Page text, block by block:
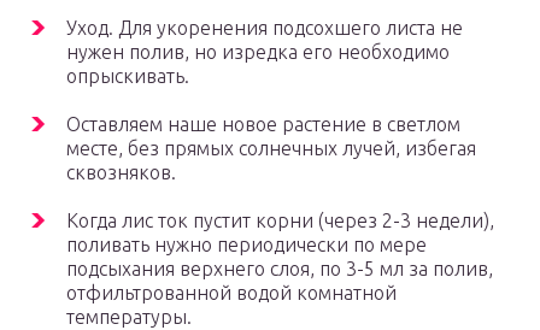
Уход. Для укоренения подсохшего листа не
нужен полив, но изредка его необходимо
опрыскивать.
Оставляем наше новое растение в светлом
месте, без прямых солнечных лучей, избегая
сквозняков.
Когда лис ток пустит корни (через 2-3 недели),
поливать нужно периодически по мере
подсыхания верхнего слоя, по 3-5 мл за полив,
отфильтрованной водой комнатной
температуры.